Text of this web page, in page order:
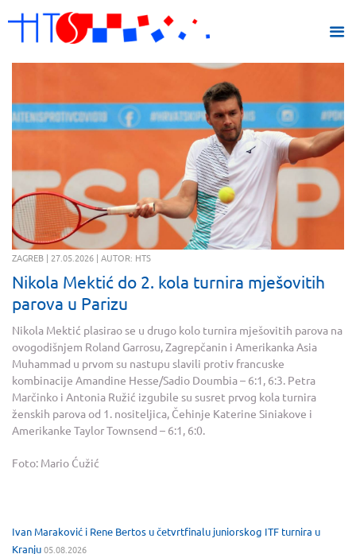
ZAGREB | 27.05.2026 | AUTOR: HTS
Nikola Mektić do 2. kola turnira mješovitih
parova u Parizu
Nikola Mektić plasirao se u drugo kolo turnira mješovitih parova na
ovogodišnjem Roland Garrosu, Zagrepčanin i Amerikanka Asia
Muhammad u prvom su nastupu slavili protiv francuske
kombinacije Amandine Hesse/Sadio Doumbia – 6:1, 6:3. Petra
Marčinko i Antonia Ružić izgubile su susret prvog kola turnira
ženskih parova od 1. nositeljica, Čehinje Katerine Siniakove i
Amerikanke Taylor Townsend – 6:1, 6:0.
Foto: Mario Ćužić
Ivan Maraković i Rene Bertos u četvrtfinalu juniorskog ITF turnira u
Kranju05.08.2026